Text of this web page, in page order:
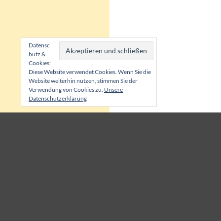
Datensc
hutz &
Cookies:
Diese Website verwendet Cookies. Wenn Sie die
Website weiterhin nutzen, stimmen Sie der
Verwendung von Cookies zu. Unsere
Datenschutzerklärung